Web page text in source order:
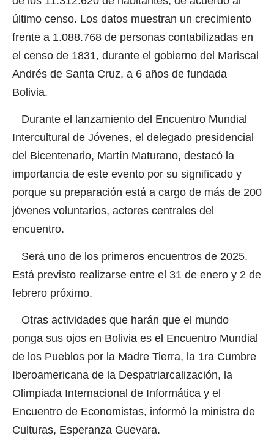
último censo. Los datos muestran un crecimiento
frente a 1.088.768 de personas contabilizadas en
el censo de 1831, durante el gobierno del Mariscal
Andrés de Santa Cruz, a 6 años de fundada
Bolivia.
Durante el lanzamiento del Encuentro Mundial
Intercultural de Jóvenes, el delegado presidencial
del Bicentenario, Martín Maturano, destacó la
importancia de este evento por su significado y
porque su preparación está a cargo de más de 200
jóvenes voluntarios, actores centrales del
encuentro.
Será uno de los primeros encuentros de 2025.
Está previsto realizarse entre el 31 de enero y 2 de
febrero próximo.
Otras actividades que harán que el mundo
ponga sus ojos en Bolivia es el Encuentro Mundial
de los Pueblos por la Madre Tierra, la 1ra Cumbre
Iberoamericana de la Despatriarcalización, la
Olimpiada Internacional de Informática y el
Encuentro de Economistas, informó la ministra de
Culturas, Esperanza Guevara.